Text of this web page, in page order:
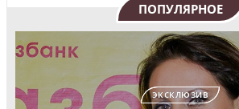
ПОПУЛЯРНОЕ
ЭКСКЛЮЗИВ